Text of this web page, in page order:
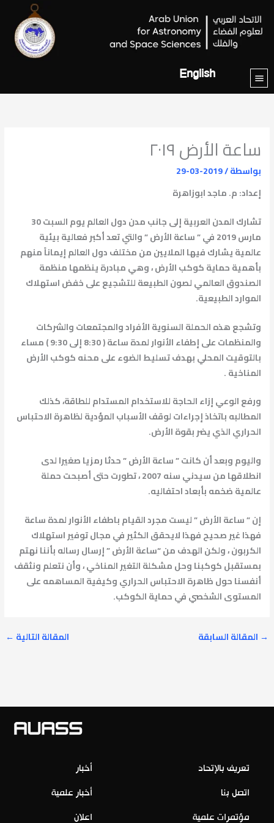
المحتوى
English
ساعة الأرض ٢٠١٩
بواسطة/
2019-03-29
إعداد: م. ماجد ابوزاهرة
تشارك المدن العربية إلى جانب مدن دول العالم يوم السبت 30
مارس 2019 في ” ساعة الأرض ” والتي تعد أكبر فعالية بيئية
عالمية يشارك فيها الملايين من مختلف دول العالم إيماناً منهم
بأهمية حماية كوكب الأرض ، وهي مبادرة ينظمها منظمة
الصندوق العالمي لصون الطبيعة للتشجيع على خفض استهلاك
الموارد الطبيعية.
وتشجع هذه الحملة السنوية الأفراد والمجتمعات والشركات
والمنظمات على إطفاء الأنوار لمدة ساعة ( 8:30 إلى 9:30 ) مساء
بالتوقيت المحلي بهدف تسليط الضوء على محنه كوكب الأرض
المناخية .
ورفع الوعي إزاء الحاجة للاستخدام المستدام للطاقة، كذلك
المطالبه باتخاذ إجراءات لوقف الأسباب المؤدية لظاهرة الاحتباس
الحراري الذي يضر بقوة الأرض.
واليوم وبعد أن كانت ” ساعة الأرض ” حدثا رمزيا صغيرا لدى
انطلاقها من سيدني سنه 2007 ، تطورت حتى أصبحت حملة
عالمية ضخمه بأبعاد احتفاليه.
إن ” ساعة الأرض ” ليست مجرد القيام باطفاء الأنوار لمدة ساعة
فهذا غير صحيح فهذا لايحقق الكثير في مجال توفير استهلاك
الكربون ، ولكن الهدف من “ساعة الأرض ” إرسال رساله بأننا نهتم
بمستقبل كوكبنا وحل مشكلة التغير المناخي ، وأن نتعلم ونثقف
أنفسنا حول ظاهرة الاحتباس الحراري وكيفية المساهمه على
المستوى الشخصي في حماية الكوكب.
→ المقالة السابقة المقالة التالية ←
أخبار
أخبار علمية
اعلان
تعريف بالإتحاد
اتصل بنا
مؤتمرات علمية